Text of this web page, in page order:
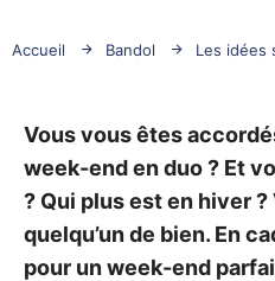
Accueil Bandol Les idées
Vous vous êtes
week-end en duo ? Et
? Qui plus est en hiver
quelqu’un de bien. En
pour un week-end